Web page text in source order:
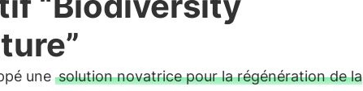
une solution novatrice pour la régénération de la